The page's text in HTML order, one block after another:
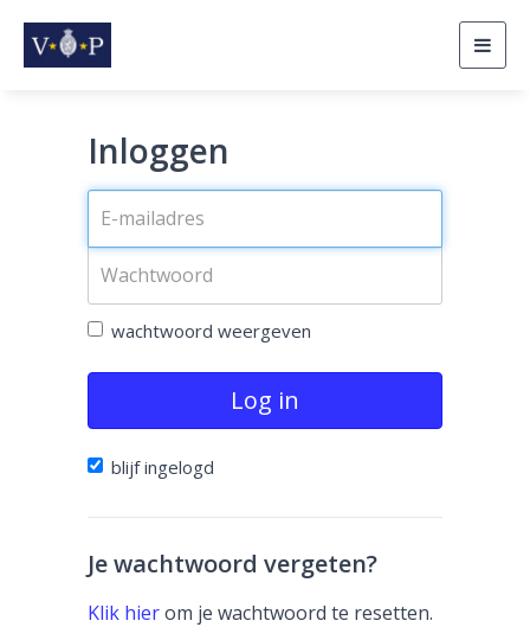
Inloggen
wachtwoord weergeven
Log in
blijf ingelogd
Je wachtwoord vergeten?
Klik hierom je wachtwoord te resetten.